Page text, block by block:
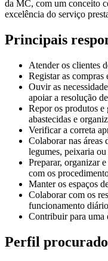
da MC, com um conceito
excelência do serviço
Principais
Atender os clientes
Registar as compras
Ouvir as
apoiar a resolução
Repor os produtos e
abastecidas e
Verificar a correta
Colaborar nas áreas
legumes, peixaria ou
Preparar, organizar
com os
Manter os espaços
Colaborar com os
funcionamento
Contribuir para uma
Perfil procurado